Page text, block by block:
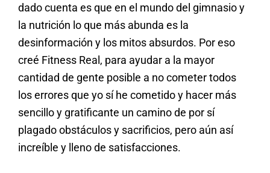
dado cuenta es que en el mundo del gimnasio y
la nutrición lo que más abunda es la
desinformación y los mitos absurdos. Por eso
creé Fitness Real, para ayudar a la mayor
cantidad de gente posible a no cometer todos
los errores que yo sí he cometido y hacer más
sencillo y gratificante un camino de por sí
plagado obstáculos y sacrificios, pero aún así
increíble y lleno de satisfacciones.